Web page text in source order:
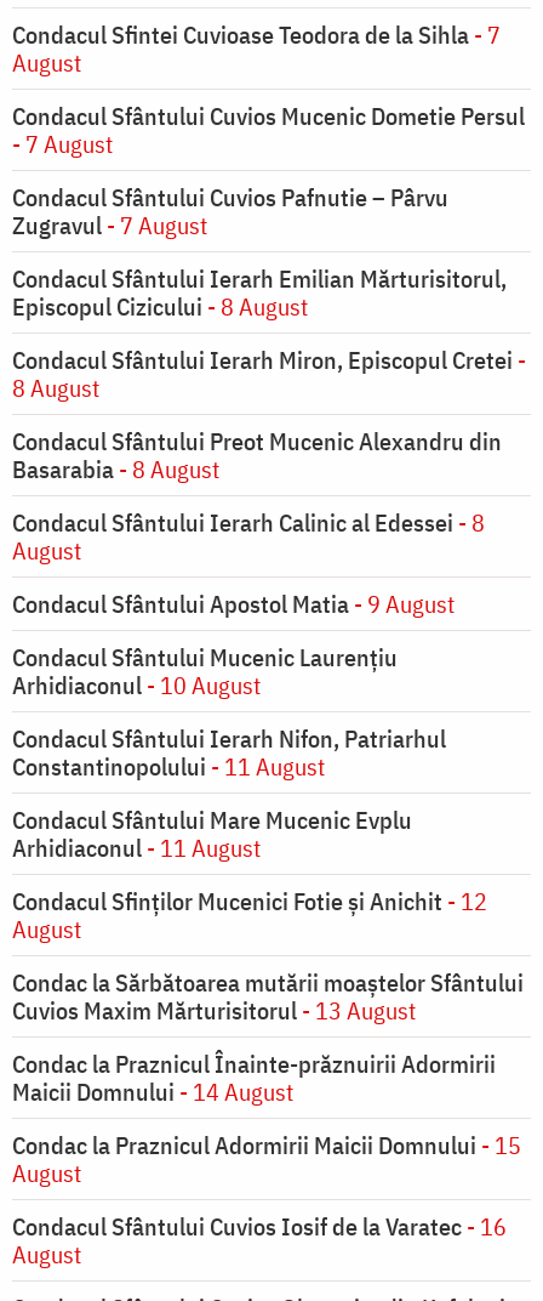
Condacul Sfintei Cuvioase Teodora de la Sihla- 7
August
Condacul Sfântului Cuvios Mucenic Dometie Persul
- 7 August
Condacul Sfântului Cuvios Pafnutie – Pârvu
Zugravul- 7 August
Condacul Sfântului Ierarh Emilian Mărturisitorul,
Episcopul Cizicului - 8 August
Condacul Sfântului Ierarh Miron, Episcopul Cretei -
8 August
Condacul Sfântului Preot Mucenic Alexandru din
Basarabia- 8 August
Condacul Sfântului Ierarh Calinic al Edessei - 8
August
Condacul Sfântului Apostol Matia- 9 August
Condacul Sfântului Mucenic Laurențiu
Arhidiaconul- 10 August
Condacul Sfântului Ierarh Nifon, Patriarhul
Constantinopolului - 11 August
Condacul Sfântului Mare Mucenic Evplu
Arhidiaconul- 11 August
Condacul Sfinţilor Mucenici Fotie şi Anichit - 12
August
Condac la Sărbătoarea mutării moaştelor Sfântului
Cuvios Maxim Mărturisitorul- 13 August
Condac la Praznicul Înainte-prăznuirii Adormirii
Maicii Domnului - 14 August
Condac la Praznicul Adormirii Maicii Domnului - 15
August
Condacul Sfântului Cuvios Iosif de la Varatec- 16
August